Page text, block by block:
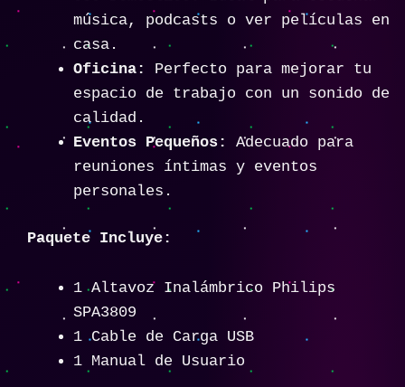
música, podcasts o ver películas en
casa.
Oficina:
Perfecto para mejorar tu
espacio de trabajo con un sonido de
calidad.
Eventos Pequeños:
Adecuado para
reuniones íntimas y eventos
personales.
Paquete Incluye:
1 Altavoz Inalámbrico Philips
SPA3809
1 Cable de Carga USB
1 Manual de Usuario